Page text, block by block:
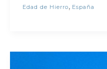
Edad de Hierro, España